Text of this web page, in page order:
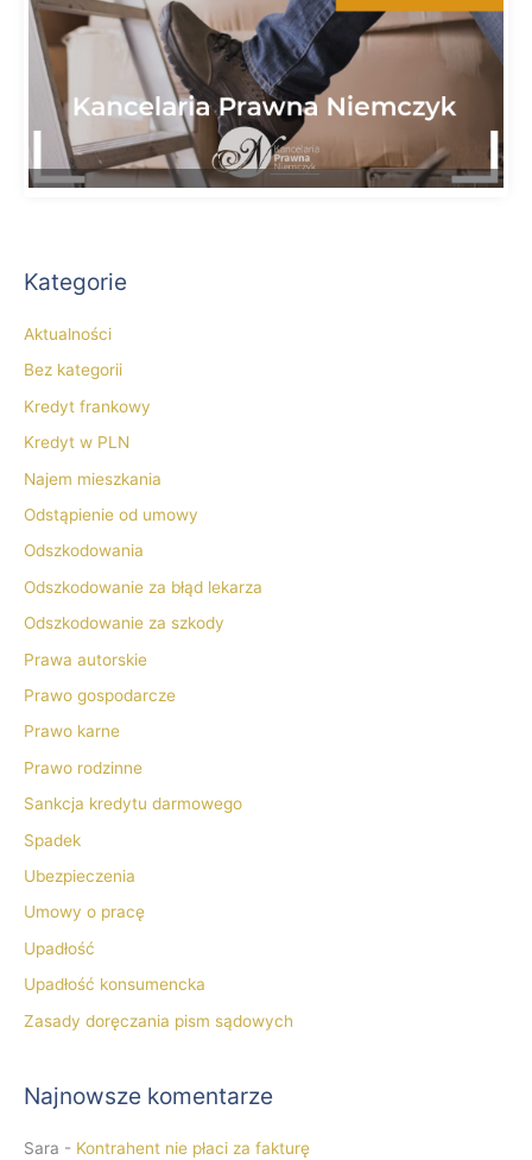
Kategorie
Aktualności
Bez kategorii
Kredyt frankowy
Kredyt w PLN
Najem mieszkania
Odstąpienie od umowy
Odszkodowania
Odszkodowanie za błąd lekarza
Odszkodowanie za szkody
Prawa autorskie
Prawo gospodarcze
Prawo karne
Prawo rodzinne
Sankcja kredytu darmowego
Spadek
Ubezpieczenia
Umowy o pracę
Upadłość
Upadłość konsumencka
Zasady doręczania pism sądowych
Najnowsze komentarze
Sara - Kontrahent nie płaci za fakturę